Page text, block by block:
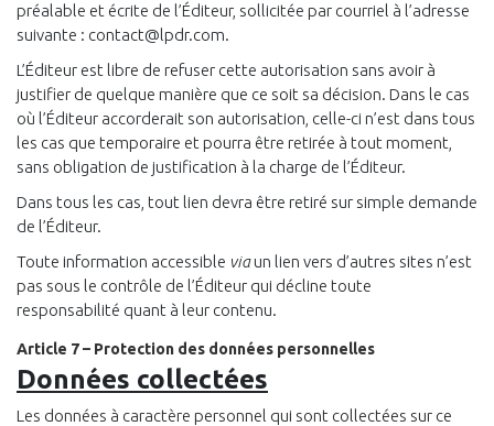
préalable et écrite de l’Éditeur, sollicitée par courriel à l’adresse
suivante : contact@lpdr.com.
L’Éditeur est libre de refuser cette autorisation sans avoir à
justifier de quelque manière que ce soit sa décision. Dans le cas
où l’Éditeur accorderait son autorisation, celle-ci n’est dans tous
les cas que temporaire et pourra être retirée à tout moment,
sans obligation de justification à la charge de l’Éditeur.
Dans tous les cas, tout lien devra être retiré sur simple demande
de l’Éditeur.
Toute information accessible viaun lien vers d’autres sites n’est
pas sous le contrôle de l’Éditeur qui décline toute
responsabilité quant à leur contenu.
Article 7 – Protection des données personnelles
Données collectées
Les données à caractère personnel qui sont collectées sur ce